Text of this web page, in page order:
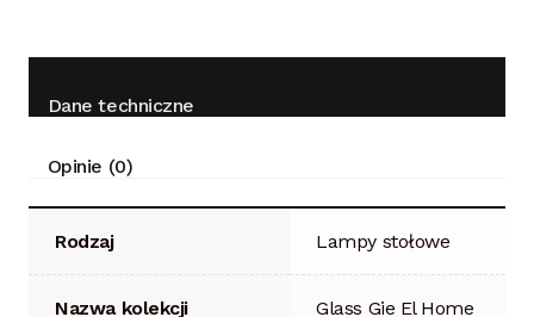
Dane techniczne
Opinie (0)
Rodzaj Lampy stołowe
Nazwa kolekcji Glass Gie El Home